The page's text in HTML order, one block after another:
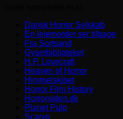
Dansk Horror Selskab
En lejemorder ser tilbage
Fra Sortsand
Gyserbiblioteket
H.P. Lovecraft
Heaven of Horror
Himmelskibet
Horror Film History
Horrorsiden.dk
Planet Pulp
Scaryo